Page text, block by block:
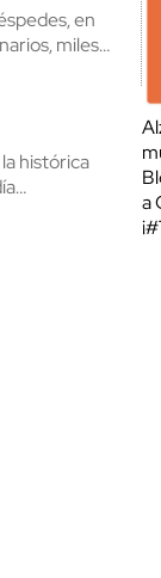
en
miles…
histórica
a